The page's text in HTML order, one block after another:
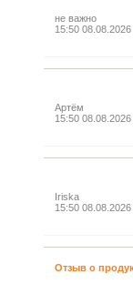
не важно
15:50 08.08.2026
Артём
15:50 08.08.2026
Iriska
15:50 08.08.2026
Отзыв о